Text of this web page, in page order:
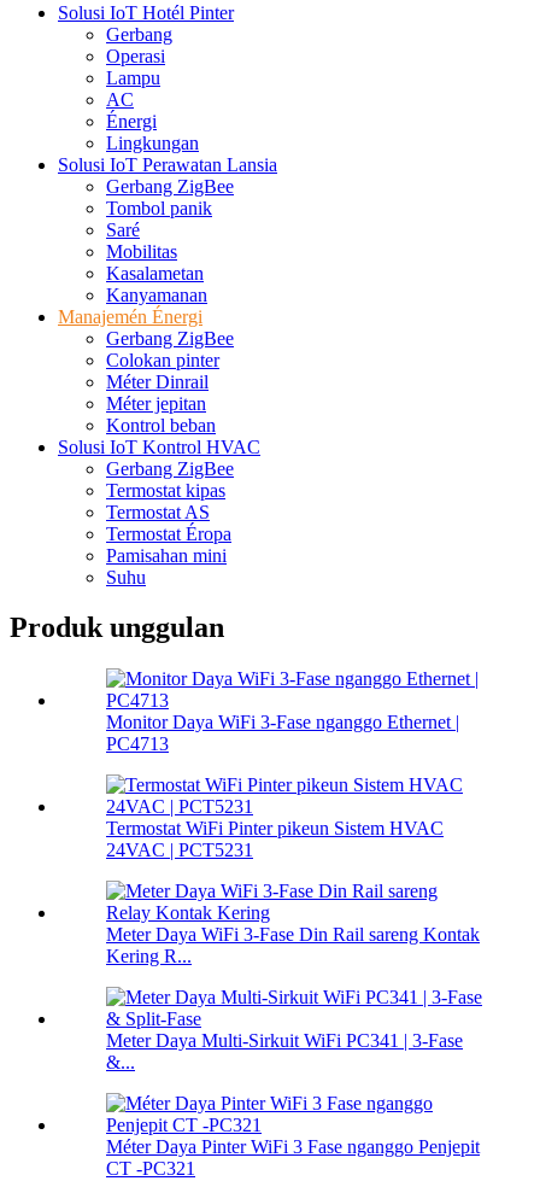
Solusi IoT Hotél Pinter
Gerbang
Operasi
Lampu
AC
Énergi
Lingkungan
Solusi IoT Perawatan Lansia
Gerbang ZigBee
Tombol panik
Saré
Mobilitas
Kasalametan
Kanyamanan
Manajemén Énergi
Gerbang ZigBee
Colokan pinter
Méter Dinrail
Méter jepitan
Kontrol beban
Solusi IoT Kontrol HVAC
Gerbang ZigBee
Termostat kipas
Termostat AS
Termostat Éropa
Pamisahan mini
Suhu
Produk unggulan
Monitor Daya WiFi 3-Fase nganggo Ethernet |
PC4713
Termostat WiFi Pinter pikeun Sistem HVAC
24VAC | PCT5231
Meter Daya WiFi 3-Fase Din Rail sareng Kontak
Kering R...
Meter Daya Multi-Sirkuit WiFi PC341 | 3-Fase
&...
Méter Daya Pinter WiFi 3 Fase nganggo Penjepit
CT -PC321